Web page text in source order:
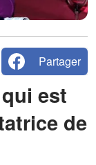
Partager
est
de